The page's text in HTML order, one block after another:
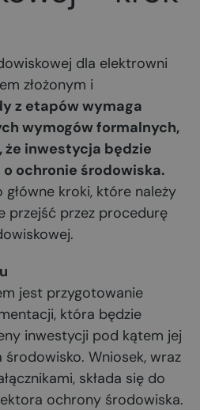
dla elektrowni
złożonym i
z etapów wymaga
wymogów formalnych,
inwestycja będzie
ochronie środowiska.
kroki, które należy
przejść przez procedurę
jest przygotowanie
która będzie
inwestycji pod kątem jej
środowisko. Wniosek, wraz
składa się do
ochrony środowiska.